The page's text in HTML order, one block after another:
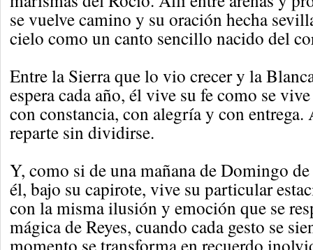
se vuelve camino y su oración hecha
cielo como un canto sencillo nacido del
Entre la Sierra que lo vio crecer y la
espera cada año, él vive su fe como se
con constancia, con alegría y con entrega.
reparte sin dividirse.
Y, como si de una mañana de Domingo de
él, bajo su capirote, vive su particular
con la misma ilusión y emoción que se
mágica de Reyes, cuando cada gesto se
momento se transforma en recuerdo